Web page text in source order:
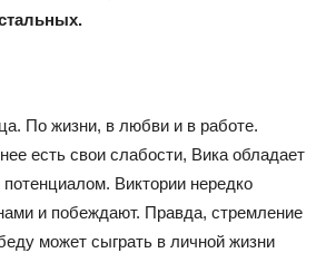
По жизни, в любви и в работе.
есть свои слабости, Вика обладает
Виктории нередко
и побеждают. Правда, стремление
может сыграть в личной жизни